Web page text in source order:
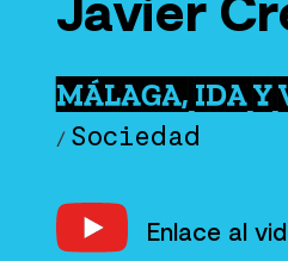
MÁLAGA, IDA Y
/ Sociedad
Enlace al